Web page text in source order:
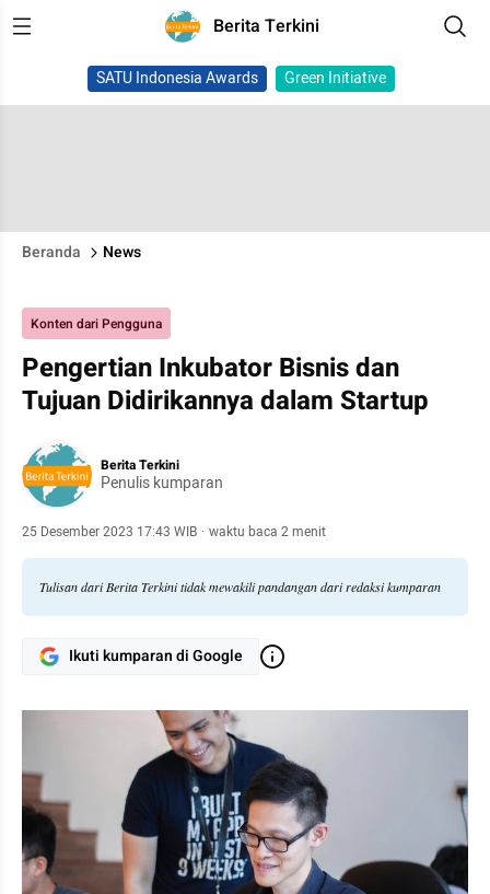
Berita Terkini
SATU Indonesia Awards Green Initiative
Beranda News
Konten dari Pengguna
Pengertian Inkubator Bisnis dan
Tujuan Didirikannya dalam Startup
Berita Terkini
Penulis kumparan
25 Desember 2023 17:43 WIB · waktu baca 2 menit
Tulisan dari Berita Terkini tidak mewakili pandangan dari redaksi kumparan
Ikuti kumparan di Google